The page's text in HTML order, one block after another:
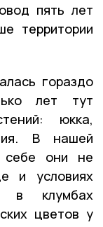
пять лет
территории
гораздо
лет тут
юкка,
В нашей
себе они не
и условиях
в клумбах
цветов у